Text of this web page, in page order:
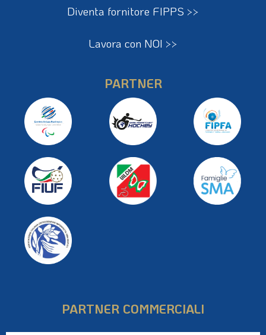
Diventa fornitore FIPPS >>
Lavora con NOI >>
PARTNER
PARTNER COMMERCIALI